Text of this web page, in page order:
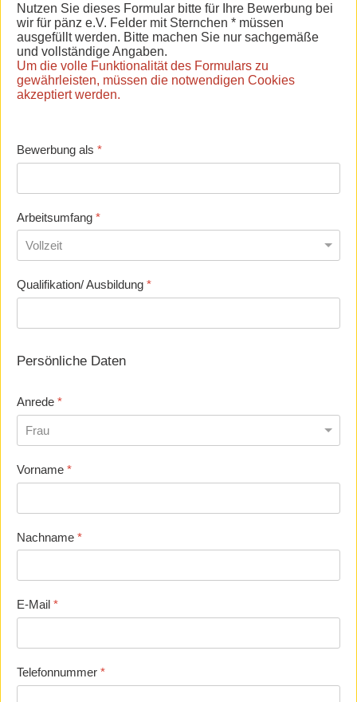
Nutzen Sie dieses Formular bitte für Ihre Bewerbung bei
wir für pänz e.V. Felder mit Sternchen * müssen
ausgefüllt werden. Bitte machen Sie nur sachgemäße
und vollständige Angaben.
Um die volle Funktionalität des Formulars zu
gewährleisten, müssen die notwendigen Cookies
akzeptiert werden.
Bewerbung als *
Arbeitsumfang *
Qualifikation/ Ausbildung *
Persönliche Daten
Anrede *
Vorname *
Nachname *
E-Mail *
Telefonnummer *